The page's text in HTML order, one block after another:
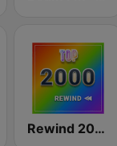
Rewind 2000's